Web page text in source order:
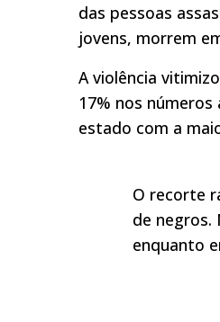
das pessoas
jovens, morrem
A violência
17% nos
estado com a
O recorte
de negros.
enquanto